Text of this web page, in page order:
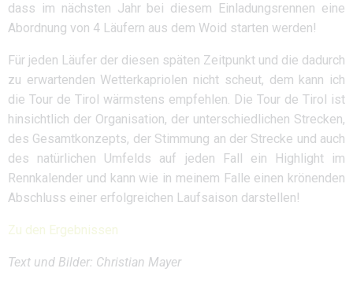
dass im nächsten Jahr bei diesem Einladungsrennen eine
Abordnung von 4 Läufern aus dem Woid starten werden!
Für jeden Läufer der diesen späten Zeitpunkt und die dadurch
zu erwartenden Wetterkapriolen nicht scheut, dem kann ich
die Tour de Tirol wärmstens empfehlen. Die Tour de Tirol ist
hinsichtlich der Organisation, der unterschiedlichen Strecken,
des Gesamtkonzepts, der Stimmung an der Strecke und auch
des natürlichen Umfelds auf jeden Fall ein Highlight im
Rennkalender und kann wie in meinem Falle einen krönenden
Abschluss einer erfolgreichen Laufsaison darstellen!
Zu den Ergebnissen
Text und Bilder: Christian Mayer